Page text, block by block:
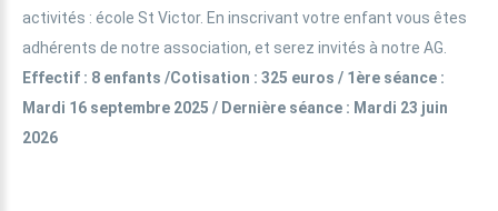
activités : école St Victor. En inscrivant votre enfant vous êtes
adhérents de notre association, et serez invités à notre AG.
Effectif : 8 enfants /Cotisation : 325 euros / 1ère séance :
Mardi 16 septembre 2025 / Dernière séance : Mardi 23 juin
2026